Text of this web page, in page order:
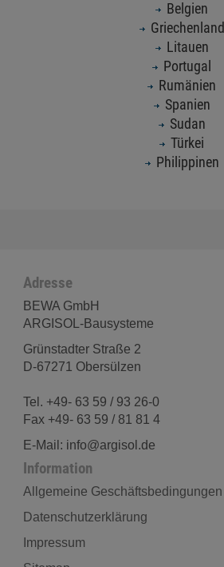
Belgien
Griechenland
Litauen
Portugal
Rumänien
Spanien
Sudan
Türkei
Philippinen
Adresse
BEWA GmbH
ARGISOL-Bausysteme
Grünstadter Straße 2
D-67271 Obersülzen
Tel. +49- 63 59 / 93 26-0
Fax +49- 63 59 / 81 81 4
E-Mail: info@argisol.de
Information
Allgemeine Geschäftsbedingungen
Datenschutzerklärung
Impressum